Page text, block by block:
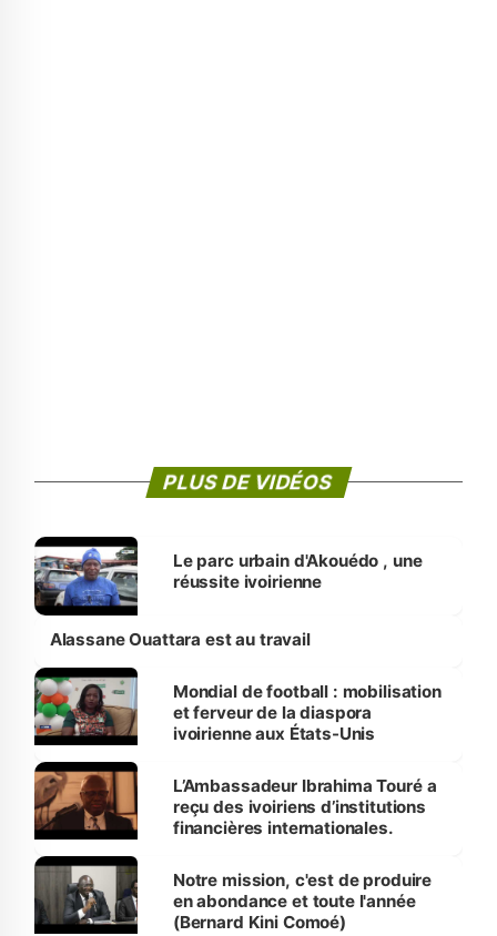
PLUS DE VIDÉOS
Le parc urbain d'Akouédo , une
réussite ivoirienne
Alassane Ouattara est au travail
Mondial de football : mobilisation
et ferveur de la diaspora
ivoirienne aux États-Unis
L’Ambassadeur Ibrahima Touré a
reçu des ivoiriens d’institutions
financières internationales.
Notre mission, c'est de produire
en abondance et toute l'année
(Bernard Kini Comoé)